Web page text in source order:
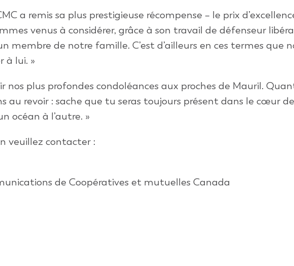
a remis sa plus prestigieuse récompense – le prix
venus à considérer, grâce à son travail de défenseur
membre de notre famille. C’est d’ailleurs en ces termes que
à lui. »
nos plus profondes condoléances aux proches de Mauril.
au revoir : sache que tu seras toujours présent dans le cœur
océan à l’autre. »
veuillez contacter :
de Coopératives et mutuelles Canada